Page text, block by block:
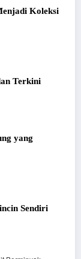
Koleksi
Terkini
yang
Sendiri